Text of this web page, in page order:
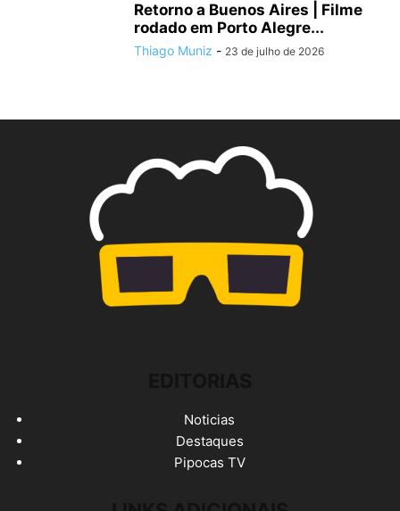
Retorno a Buenos Aires | Filme
rodado em Porto Alegre...
Thiago Muniz - 23 de julho de 2026
Noticias
Destaques
Pipocas TV